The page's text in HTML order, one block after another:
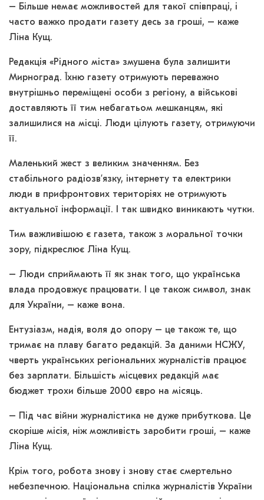
– Більше немає можливостей для такої співпраці, і
часто важко продати газету десь за гроші, – каже
Ліна Кущ.
Редакція «Рідного міста» змушена була залишити
Мирноград. Їхню газету отримують переважно
внутрішньо переміщені особи з регіону, а військові
доставляють її тим небагатьом мешканцям, які
залишилися на місці. Люди цілують газету, отримуючи
її.
Маленький жест з великим значенням. Без
стабільного радіозв’язку, інтернету та електрики
люди в прифронтових територіях не отримують
актуальної інформації. І так швидко виникають чутки.
Тим важливішою є газета, також з моральної точки
зору, підкреслює Ліна Кущ.
– Люди сприймають її як знак того, що українська
влада продовжує працювати. І це також символ, знак
для України, – каже вона.
Ентузіазм, надія, воля до опору – це також те, що
тримає на плаву багато редакцій. За даними НСЖУ,
чверть українських регіональних журналістів працює
без зарплати. Більшість місцевих редакцій має
бюджет трохи більше 2000 євро на місяць.
– Під час війни журналістика не дуже прибуткова. Це
скоріше місія, ніж можливість заробити гроші, – каже
Ліна Кущ.
Крім того, робота знову і знову стає смертельно
небезпечною. Національна спілка журналістів України